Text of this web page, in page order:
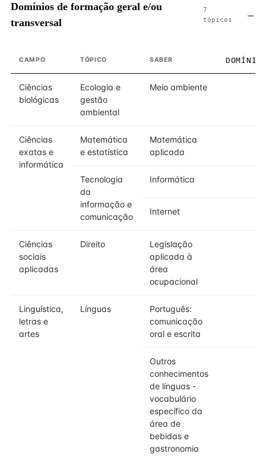
Domínios de formação geral e/ou
transversal
7
tópicos
CAMPO TÓPICO SABER DOMÍNIO
Ciências
biológicas
Ecologia e
gestão
ambiental
Meio ambiente
Ciências
exatas e
informática
Matemática
e estatística
Matemática
aplicada
Tecnologia
da
informação e
comunicação
Informática
Internet
Ciências
sociais
aplicadas
Direito
Legislação
aplicada à
área
ocupacional
Linguística,
letras e
artes
Línguas
Português:
comunicação
oral e escrita
Outros
conhecimentos
de línguas -
vocabulário
específico da
área de
bebidas e
gastronomia